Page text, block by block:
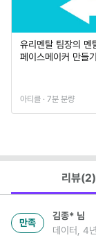
유리멘탈 팀장의 멘
페이스메이커 만들기
아티클 · 7분 분량
리뷰(2)
만족
김종* 님
데이터, 4